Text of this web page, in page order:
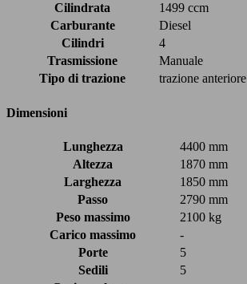
Cilindrata
1499 ccm
Carburante
Diesel
Cilindri
4
Trasmissione
Manuale
Tipo di trazione
trazione anteriore
Dimensioni
Lunghezza
4400 mm
Altezza
1870 mm
Larghezza
1850 mm
Passo
2790 mm
Peso massimo
2100 kg
Carico massimo
-
Porte
5
Sedili
5